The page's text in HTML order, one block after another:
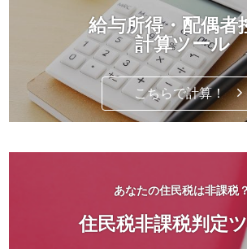
給与所得・配偶者
計算ツール
こちらで計算！
あなたの住民税は非課税？
住民税非課税判定